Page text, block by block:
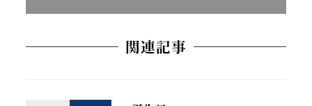
関連記事